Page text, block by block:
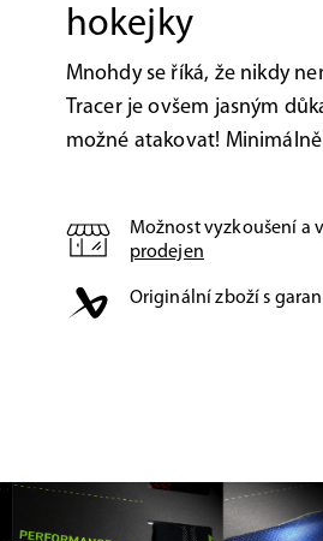
hokejky
Mnohdy se říká, že nikdy
Tracer je ovšem jasným
možné atakovat!
Možnost vyzkoušení a
prodejen
Originální zboží s